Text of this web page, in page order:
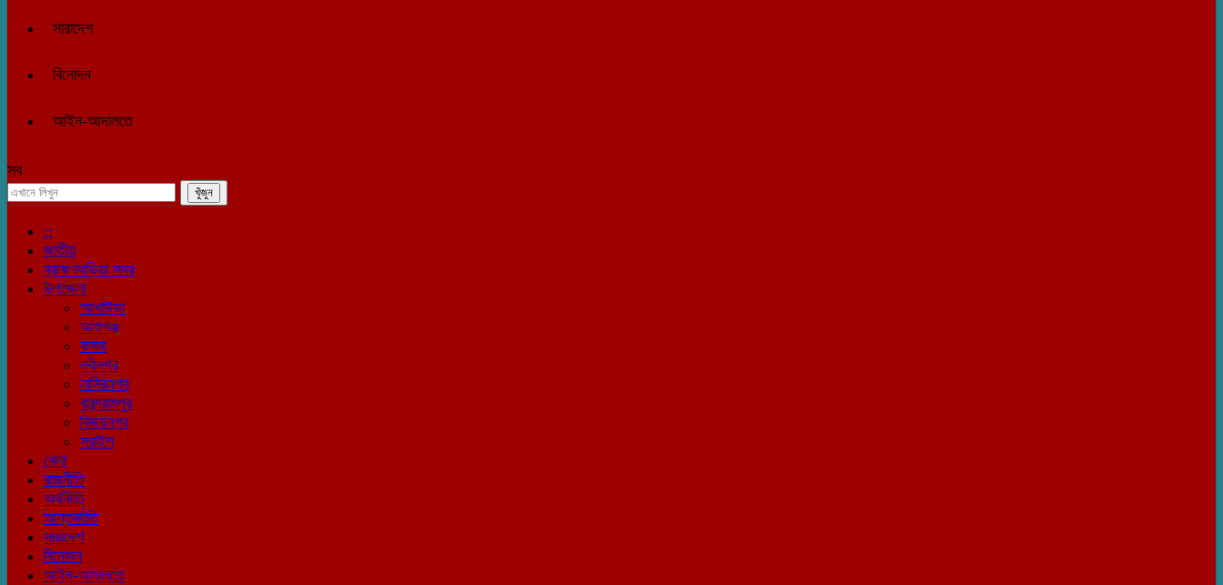
সারাদেশ
বিনোদন
আইন-আদালতে
সব
::
জাতীয়
ব্রাহ্মণবাড়িয়া সদর
উপজেলা
আখাউড়া
আশুগঞ্জ
কসবা
নবীনগর
নাসিরনগর
বাঞ্ছারামপুর
বিজয়নগর
সরাইল
খেলা
রাজনীতি
অর্থনীতি
আন্তর্জাতি
সারাদেশ
বিনোদন
আইন-আদালতে